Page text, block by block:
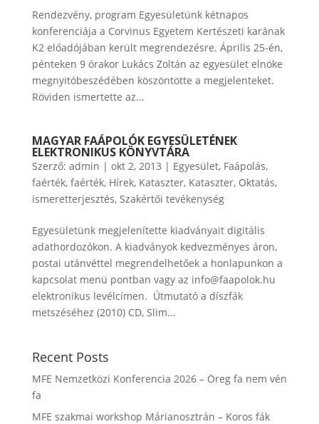
Rendezvény, program Egyesületünk kétnapos
konferenciája a Corvinus Egyetem Kertészeti karának
K2 előadójában került megrendezésre. Április 25-én,
pénteken 9 órakor Lukács Zoltán az egyesület elnöke
megnyitóbeszédében köszöntötte a megjelenteket.
Röviden ismertette az...
MAGYAR FAÁPOLÓK EGYESÜLETÉNEK
ELEKTRONIKUS KÖNYVTÁRA
Szerző: admin | okt 2, 2013 | Egyesület, Faápolás,
faérték, faérték, Hírek, Kataszter, Kataszter, Oktatás,
ismeretterjesztés, Szakértői tevékenység
Egyesületünk megjelenítette kiadványait digitális
adathordozókon. A kiadványok kedvezményes áron,
postai utánvéttel megrendelhetőek a honlapunkon a
kapcsolat menü pontban vagy az info@faapolok.hu
elektronikus levélcímen. Útmutató a díszfák
metszéséhez (2010) CD, Slim...
Recent Posts
MFE Nemzetközi Konferencia 2026 – Öreg fa nem vén
fa
MFE szakmai workshop Márianosztrán – Koros fák